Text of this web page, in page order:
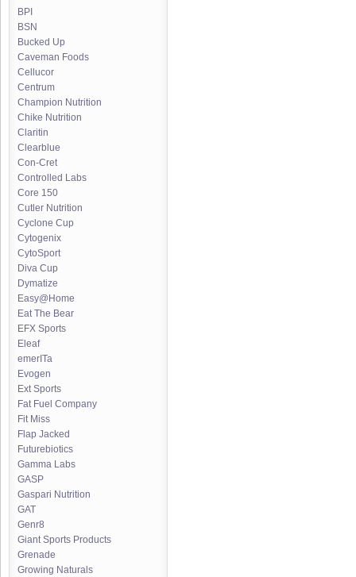
BPI
BSN
Bucked Up
Caveman Foods
Cellucor
Centrum
Champion Nutrition
Chike Nutrition
Claritin
Clearblue
Con-Cret
Controlled Labs
Core 150
Cutler Nutrition
Cyclone Cup
Cytogenix
CytoSport
Diva Cup
Dymatize
Easy@Home
Eat The Bear
EFX Sports
Eleaf
emerITa
Evogen
Ext Sports
Fat Fuel Company
Fit Miss
Flap Jacked
Futurebiotics
Gamma Labs
GASP
Gaspari Nutrition
GAT
Genr8
Giant Sports Products
Grenade
Growing Naturals